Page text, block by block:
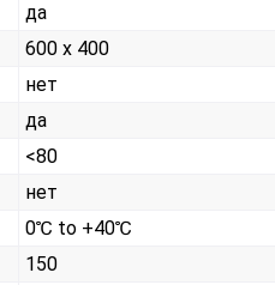
да
600 x 400
нет
да
<80
нет
0℃ to +40℃
150